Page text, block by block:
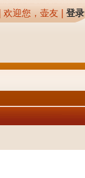
| 欢迎您，壶友 | 登录